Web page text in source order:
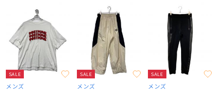
SALE
メンズ
SALE
メンズ
SALE
メンズ